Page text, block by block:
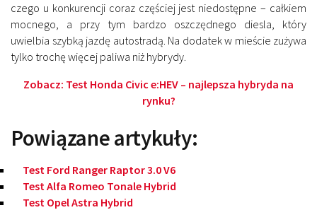
czego u konkurencji coraz częściej jest niedostępne – całkiem
mocnego, a przy tym bardzo oszczędnego diesla, który
uwielbia szybką jazdę autostradą. Na dodatek w mieście zużywa
tylko trochę więcej paliwa niż hybrydy.
Zobacz: Test Honda Civic e:HEV – najlepsza hybryda na
rynku?
Powiązane artykuły:
Test Ford Ranger Raptor 3.0 V6
Test Alfa Romeo Tonale Hybrid
Test Opel Astra Hybrid